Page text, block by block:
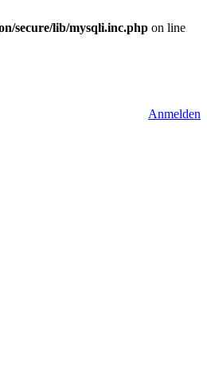
secure/lib/mysqli.inc.php on line
Anmelden